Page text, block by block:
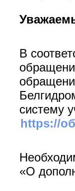
В
систему
https://
«О